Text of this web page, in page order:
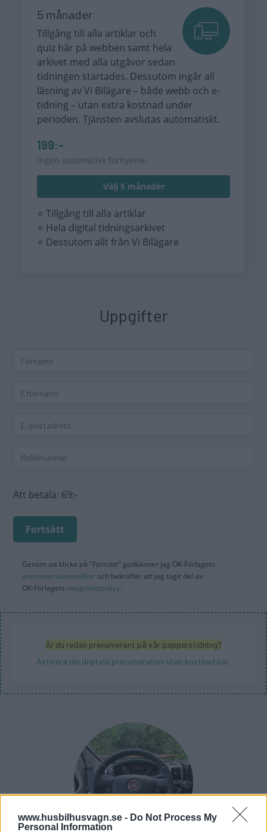
www.husbilhusvagn.se - Do Not Process My
Personal Information
5 månader
Tillgång till alla artiklar och
quiz här på webben samt hela
arkivet med alla utgåvor sedan
tidningen startades. Dessutom ingår all
läsning av Vi Bilägare – både webb och e-
tidning – utan extra kostnad under
perioden. Tjänsten avslutas automatiskt.
199:-
Ingen automatisk förnyelse.
Välj 5 månader
⭐ Tillgång till alla artiklar
⭐ Hela digital tidningsarkivet
⭐ Dessutom allt från Vi Bilägare
Uppgifter
Att betala: 69:-
Fortsätt
Genom att klicka på "Fortsätt" godkänner jag OK-Förlagets
prenumerationsvillkor och bekräftar att jag tagit del av
OK-Förlagets integritetspolicy.
Är du redan prenumerant på vår papperstidning?
Aktivera din digitala prenumeration utan kostnad här.